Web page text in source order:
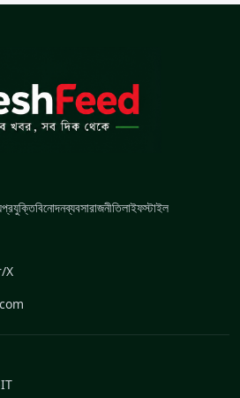
প্রযুক্তিবিনোদনব্যবসারাজনীতিলাইফস্টাইল
X